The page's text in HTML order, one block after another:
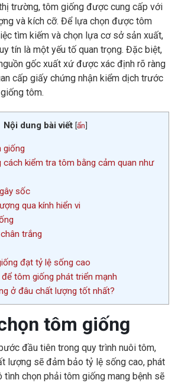
trường, tôm giống được cung cấp với
và kích cỡ. Để lựa chọn được tôm
tìm kiếm và chọn lựa cơ sở sản xuất,
tín là một yếu tố quan trọng. Đặc biệt,
gốc xuất xứ được xác định rõ ràng
cấp giấy chứng nhận kiểm dịch trước
tôm.
Nội dung bài viết [ẩn]
giống
cách kiểm tra tôm bằng cảm quan như
sốc
qua kính hiển vi
trắng
đạt tỷ lệ sống cao
tôm giống phát triển mạnh
ở đâu chất lượng tốt nhất?
tôm giống
đầu tiên trong quy trình nuôi tôm,
lượng sẽ đảm bảo tỷ lệ sống cao, phát
tình chọn phải tôm giống mang bệnh sẽ